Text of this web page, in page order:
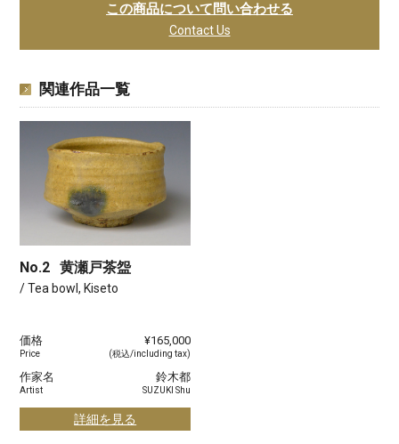
この商品について問い合わせる
Contact Us
関連作品一覧
No.2 黄瀬戸茶盌
/ Tea bowl, Kiseto
価格
Price
¥165,000
(税込/including tax)
作家名
Artist
鈴木都
SUZUKI Shu
詳細を見る